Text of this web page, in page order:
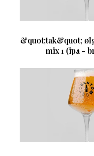
&quot;tak&quot;
mix 1 (ipa -